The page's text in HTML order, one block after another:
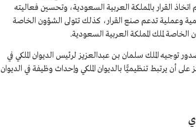
القرار بالمملكة العربية السعودية، وتحسين فعاليته
وعملية تدعم صنع القرار، كذلك تتولى الشؤون الخاصة
لملك المملكة العربية السعودية.
توجيه الملك سلمان بن عبدالعزيز لرئيس الديوان الملكي في
إنشاء هذا المركز على أن يرتبط تنظيميًّا بالديوان الملكي وإحداث وظيفة في الديوان